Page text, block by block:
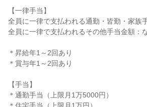
【一律手当】
全員に一律で支払われる通勤・皆勤・家族
全員に一律で支払われるその他手当金額：
＊昇給年1～2回あり
＊賞与年1～2回あり
【手当】
＊通勤手当（上限月1万5000円）